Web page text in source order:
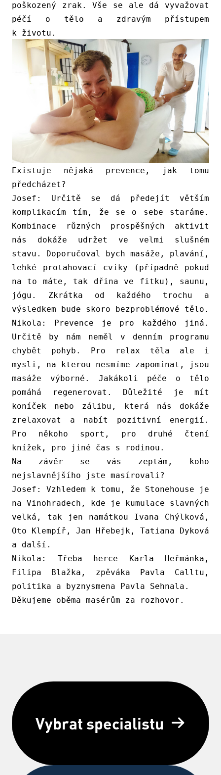
poškozený zrak. Vše se ale dá vyvažovat
péčí o tělo a zdravým přístupem
k životu.
Existuje nějaká prevence, jak tomu
předcházet?
Josef: Určitě se dá předejít větším
komplikacím tím, že se o sebe staráme.
Kombinace různých prospěšných aktivit
nás dokáže udržet ve velmi slušném
stavu. Doporučoval bych masáže, plavání,
lehké protahovací cviky (případně pokud
na to máte, tak dřina ve fitku), saunu,
jógu. Zkrátka od každého trochu a
výsledkem bude skoro bezproblémové tělo.
Nikola:
Prevence je pro každého jiná.
Určitě by nám neměl v denním programu
chybět pohyb. Pro relax těla ale i
mysli, na kterou nesmíme zapomínat, jsou
masáže výborné. Jakákoli péče o tělo
pomáhá regenerovat. Důležité je mít
koníček nebo zálibu, která nás dokáže
zrelaxovat a nabít pozitivní energií.
Pro někoho sport, pro druhé čtení
knížek, pro jiné čas s rodinou.
Na závěr se vás zeptám, koho
nejslavnějšího jste masírovali?
Josef:
Vzhledem k tomu, že Stonehouse je
na Vinohradech, kde je kumulace slavných
velká, tak jen namátkou Ivana Chýlková,
Oto Klempíř, Jan Hřebejk, Tatiana Dyková
a další.
Nikola:
Třeba herce Karla Heřmánka,
Filipa Blažka, zpěváka Pavla Calltu,
politika a byznysmena Pavla Sehnala.
Děkujeme oběma masérům za rozhovor.
Vybrat specialistu